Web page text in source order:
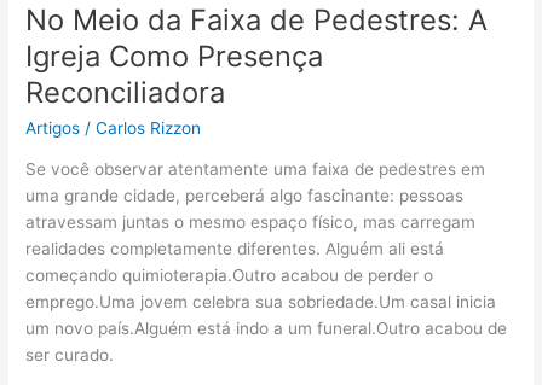
No Meio da Faixa de Pedestres: A
Igreja Como Presença
Reconciliadora
Artigos /Carlos Rizzon
Se você observar atentamente uma faixa de pedestres em
uma grande cidade, perceberá algo fascinante: pessoas
atravessam juntas o mesmo espaço físico, mas carregam
realidades completamente diferentes. Alguém ali está
começando quimioterapia.Outro acabou de perder o
emprego.Uma jovem celebra sua sobriedade.Um casal inicia
um novo país.Alguém está indo a um funeral.Outro acabou de
ser curado.
No
Meio
da
Faixa
de
A
Igreja
Como
Presença
Reconciliadora